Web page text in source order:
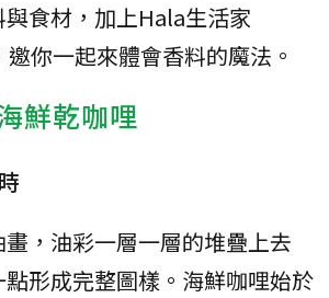
食材，加上Hala生活家
你一起來體會香料的魔法。
鮮乾咖哩
，油彩一層一層的堆疊上去
形成完整圖樣。海鮮咖哩始於